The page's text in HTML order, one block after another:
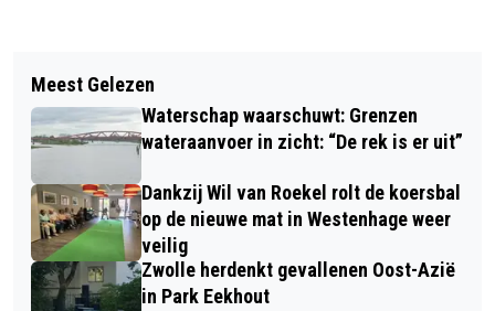
VUURVOGEL JEUGDORKEST HOUDT IN
DE OUDE STATENZAAL EEN TRY-
OUTCONCERT VOOR HET PRINSES
CHRISTINA CONCOURS
DE FILOSOFISCHE TAFEL IN HET
ACADEMIEHUIS
Meest Gelezen
Waterschap waarschuwt: Grenzen
wateraanvoer in zicht: “De rek is er uit”
Dankzij Wil van Roekel rolt de koersbal
op de nieuwe mat in Westenhage weer
veilig
Zwolle herdenkt gevallenen Oost-Azië
in Park Eekhout